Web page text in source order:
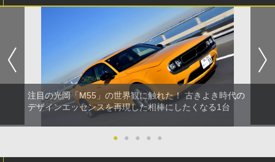
注目の光岡「M55」の世界観に触れた！ 古きよき時代の
デザインエッセンスを再現した相棒にしたくなる1台
● ● ● ● ●